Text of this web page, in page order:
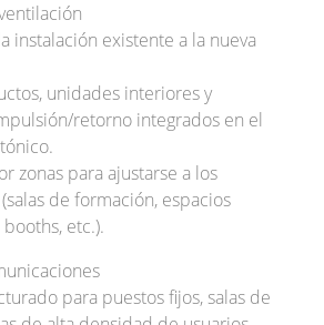
instalación existente a la nueva
unidades interiores y
retorno integrados en el
zonas para ajustarse a los
de formación, espacios
etc.).
para puestos fijos, salas de